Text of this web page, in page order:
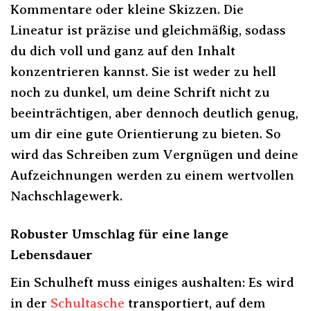
Kommentare oder kleine Skizzen. Die
Lineatur ist präzise und gleichmäßig, sodass
du dich voll und ganz auf den Inhalt
konzentrieren kannst. Sie ist weder zu hell
noch zu dunkel, um deine Schrift nicht zu
beeinträchtigen, aber dennoch deutlich genug,
um dir eine gute Orientierung zu bieten. So
wird das Schreiben zum Vergnügen und deine
Aufzeichnungen werden zu einem wertvollen
Nachschlagewerk.
Robuster Umschlag für eine lange
Lebensdauer
Ein Schulheft muss einiges aushalten: Es wird
in der Schultasche transportiert, auf dem